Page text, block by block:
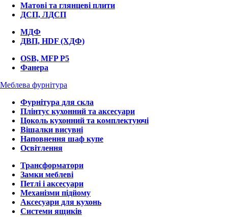
Матові та глянцеві плити
ДСП, ЛДСП
МДФ
ДВП, HDF (ХДФ)
OSB, MFP P5
Фанера
Меблева фурнітура
Фурнітура для скла
Плінтус кухонний та аксесуари
Цоколь кухонний та комплектуючі
Вішалки висувні
Наповнення шаф купе
Освітлення
Трансформатори
Замки меблеві
Петлі і аксесуари
Механізми підйому
Аксесуари для кухонь
Системи ящиків